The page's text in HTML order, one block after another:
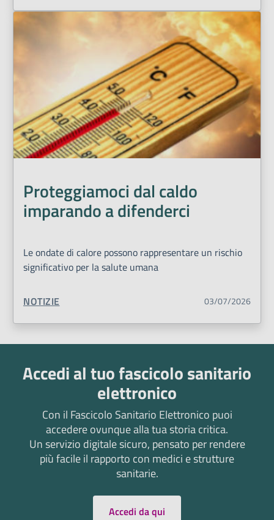
Proteggiamoci dal caldo
imparando a difenderci
Le ondate di calore possono rappresentare un rischio
significativo per la salute umana
TIPO CONTENUTO:
NOTIZIE 03/07/2026
Accedi al tuo fascicolo sanitario
elettronico
Con il Fascicolo Sanitario Elettronico puoi
accedere ovunque alla tua storia critica.
Un servizio digitale sicuro, pensato per rendere
più facile il rapporto con medici e strutture
sanitarie.
Accedi da qui